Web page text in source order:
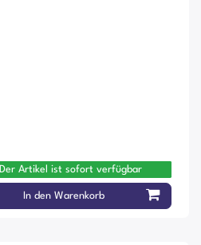
Der Artikel ist sofort verfügbar
In den Warenkorb